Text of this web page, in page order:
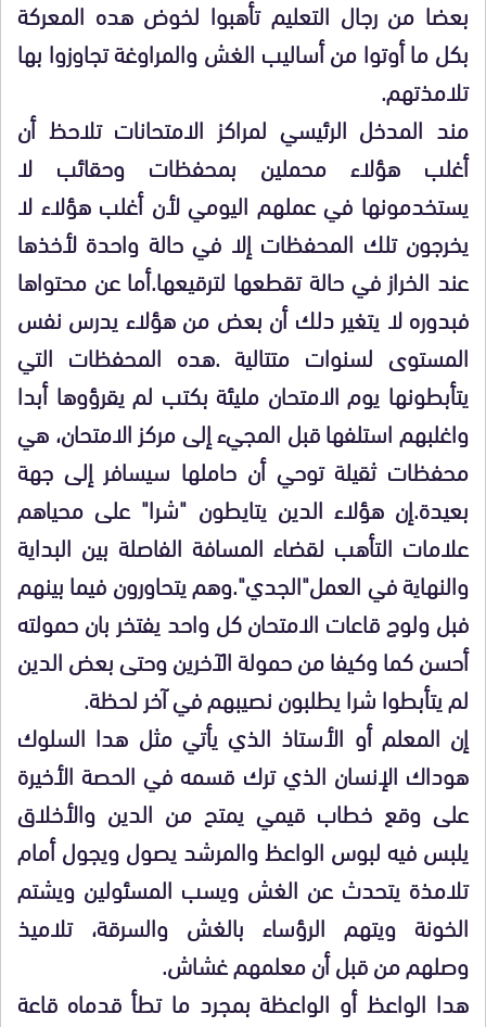
بعضا من رجال التعليم تأهبوا لخوض هده المعركة
بكل ما أوتوا من أساليب الغش والمراوغة تجاوزوا بها
تلامذتهم.
مند المدخل الرئيسي لمراكز الامتحانات تلاحظ أن
أغلب هؤلاء محملين بمحفظات وحقائب لا
يستخدمونها في عملهم اليومي لأن أغلب هؤلاء لا
يخرجون تلك المحفظات إلا في حالة واحدة لأخذها
عند الخراز في حالة تقطعها لترقيعها.أما عن محتواها
فبدوره لا يتغير دلك أن بعض من هؤلاء يدرس نفس
المستوى لسنوات متتالية .هده المحفظات التي
يتأبطونها يوم الامتحان مليئة بكتب لم يقرؤوها أبدا
واغلبهم استلفها قبل المجيء إلى مركز الامتحان، هي
محفظات ثقيلة توحي أن حاملها سيسافر إلى جهة
بعيدة.إن هؤلاء الدين يتايطون "شرا" على محياهم
علامات التأهب لقضاء المسافة الفاصلة بين البداية
والنهاية في العمل"الجدي".وهم يتحاورون فيما بينهم
فبل ولوج قاعات الامتحان كل واحد يفتخر بان حمولته
أحسن كما وكيفا من حمولة الآخرين وحتى بعض الدين
لم يتأبطوا شرا يطلبون نصيبهم في آخر لحظة.
إن المعلم أو الأستاذ الذي يأتي مثل هدا السلوك
هوداك الإنسان الذي ترك قسمه في الحصة الأخيرة
على وقع خطاب قيمي يمتح من الدين والأخلاق
يلبس فيه لبوس الواعظ والمرشد يصول ويجول أمام
تلامذة يتحدث عن الغش ويسب المسئولين ويشتم
الخونة ويتهم الرؤساء بالغش والسرقة، تلاميذ
وصلهم من قبل أن معلمهم غشاش.
هدا الواعظ أو الواعظة بمجرد ما تطأ قدماه قاعة